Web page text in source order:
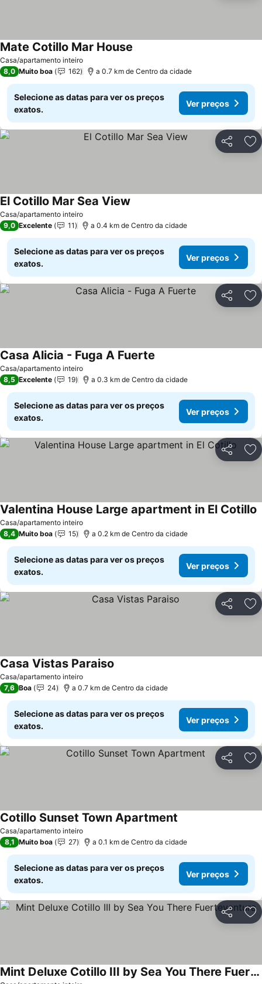
Casa/apartamento inteiro
Mate Cotillo Mar House
8,0 Muito boa 162 a 0.7 km de Centro da cidade
Selecione as datas para ver os preços
exatos.
Ver preços
Partilhar
Casa/apartamento inteiro
El Cotillo Mar Sea View
9,0 Excelente 11 a 0.4 km de Centro da cidade
Selecione as datas para ver os preços
exatos.
Ver preços
Partilhar
Casa/apartamento inteiro
Casa Alicia - Fuga A Fuerte
8,5 Excelente 19 a 0.3 km de Centro da cidade
Selecione as datas para ver os preços
exatos.
Ver preços
Partilhar
Casa/apartamento inteiro
Valentina House Large apartment in El Cotillo
8,4 Muito boa 15 a 0.2 km de Centro da cidade
Selecione as datas para ver os preços
exatos.
Ver preços
Partilhar
Casa/apartamento inteiro
Casa Vistas Paraiso
7,6 Boa 24 a 0.7 km de Centro da cidade
Selecione as datas para ver os preços
exatos.
Ver preços
Partilhar
Casa/apartamento inteiro
Cotillo Sunset Town Apartment
8,1 Muito boa 27 a 0.1 km de Centro da cidade
Selecione as datas para ver os preços
exatos.
Ver preços
Partilhar
Mint Deluxe Cotillo III by Sea You There Fuerteventura